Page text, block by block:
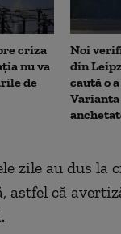
criza
nu va
de
Noi
din
caută o
Varianta
zile au dus la
astfel că